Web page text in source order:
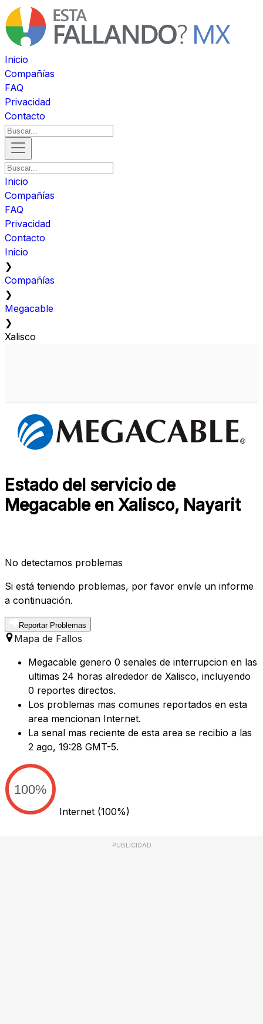
Inicio
Compañías
FAQ
Privacidad
Contacto
Inicio
Compañías
FAQ
Privacidad
Contacto
Inicio
❯
Compañías
❯
Megacable
❯
Xalisco
Estado del servicio de
Megacable en Xalisco, Nayarit
No detectamos problemas
Si está teniendo problemas, por favor envíe un informe
a continuación.
Reportar Problemas
Mapa de Fallos
Megacable genero 0 senales de interrupcion en las
ultimas 24 horas alrededor de Xalisco, incluyendo
0 reportes directos.
Los problemas mas comunes reportados en esta
area mencionan Internet.
La senal mas reciente de esta area se recibio a las
2 ago, 19:28 GMT-5.
100%
Internet (100%)
PUBLICIDAD